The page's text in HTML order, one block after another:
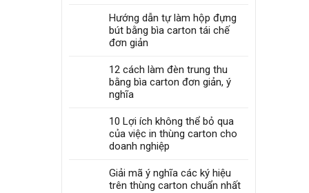
Hướng dẫn tự làm hộp đựng
bút bằng bìa carton tái chế
đơn giản
12 cách làm đèn trung thu
bằng bìa carton đơn giản, ý
nghĩa
10 Lợi ích không thể bỏ qua
của việc in thùng carton cho
doanh nghiệp
Giải mã ý nghĩa các ký hiệu
trên thùng carton chuẩn nhất